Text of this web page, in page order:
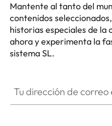
Mantente al tanto del
contenidos
historias especiales de la
ahora y experimenta la
sistema SL.